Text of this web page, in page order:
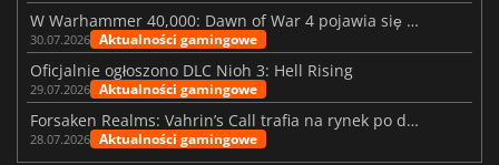
W Warhammer 40,000: Dawn of War 4 pojawia się frakcja Nekronów
30.07.2026 Aktualności gamingowe
Oficjalnie ogłoszono DLC Nioh 3: Hell Rising
29.07.2026 Aktualności gamingowe
Forsaken Realms: Vahrin’s Call trafia na rynek po dziesięciu latach prac
28.07.2026 Aktualności gamingowe